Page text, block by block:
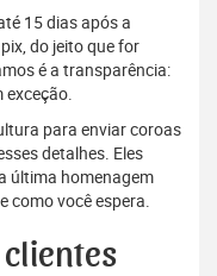
15 dias após a
do jeito que for
é a transparência:
exceção.
para enviar coroas
detalhes. Eles
última homenagem
como você espera.
clientes